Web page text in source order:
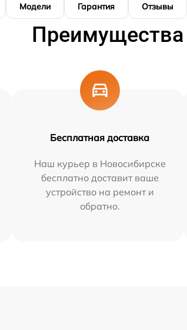
Модели Гарантия Отзывы
Преимущества
Бесплатная доставка
Наш курьер в Новосибирске
бесплатно доставит ваше
устройство на ремонт и
обратно.